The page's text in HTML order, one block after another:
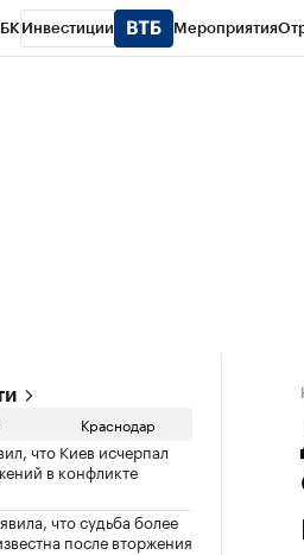
Инвестиции Мероприятия
Краснодар
что Киев исчерпал
в конфликте
что судьба более
после вторжения